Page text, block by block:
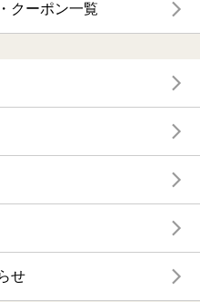
クーポン一覧
せ